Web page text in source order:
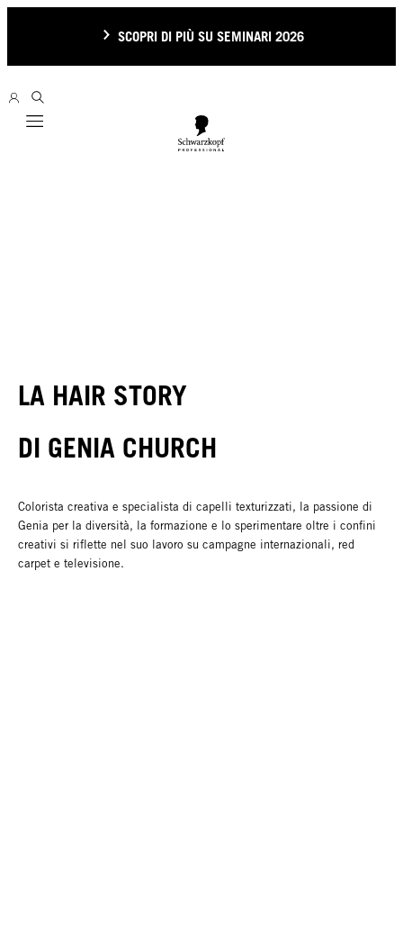
SCOPRI DI PIÙ SU SEMINARI 2026
Mobile navigation
LA HAIR STORY
DI GENIA CHURCH
Colorista creativa e specialista di capelli texturizzati, la passione di
Genia per la diversità, la formazione e lo sperimentare oltre i confini
creativi si riflette nel suo lavoro su campagne internazionali, red
carpet e televisione.